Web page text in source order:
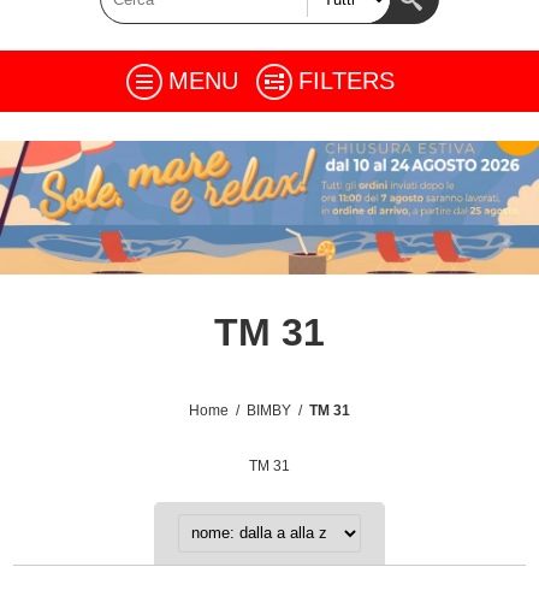
MENU FILTERS
TM 31
Home / BIMBY / TM 31
TM 31